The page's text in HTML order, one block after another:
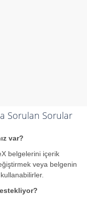
Sorulan Sorular
var?
belgelerini içerik
veya belgenin